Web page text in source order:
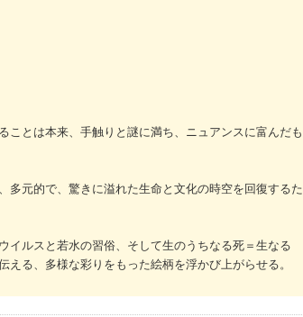
ことは本来、手触りと謎に満ち、ニュアンスに富んだも
元的で、驚きに溢れた生命と文化の時空を回復するた
ルスと若水の習俗、そして生のうちなる死＝生なる
る、多様な彩りをもった絵柄を浮かび上がらせる。